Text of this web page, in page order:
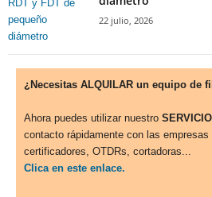
22 julio, 2026
¿Necesitas ALQUILAR un equipo de
Ahora puedes utilizar nuestro
contacto rápidamente con las empresas
certificadores, OTDRs, cortadoras...
Clica en este enlace.